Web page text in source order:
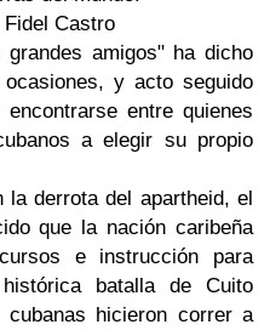
Castro
amigos" ha dicho
y acto seguido
entre quienes
a elegir su propio
la derrota del apartheid, el
que la nación caribeña
e instrucción para
batalla de Cuito
cubanas hicieron correr a